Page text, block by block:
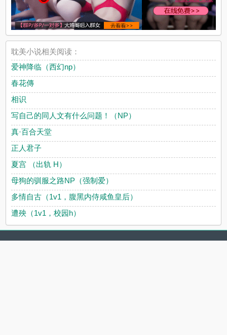
耽美小说相关阅读：
爱神降临（西幻np）
春花傳
相识
写自己的同人文有什么问题！（NP）
真·百合天堂
正人君子
夏宫 （出轨 H）
母狗的驯服之路NP（强制爱）
多情自古（1v1，腹黑内侍咸鱼皇后）
遭殃（1v1，校园h）